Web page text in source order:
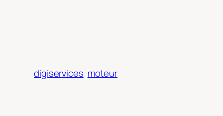
digiservices moteur